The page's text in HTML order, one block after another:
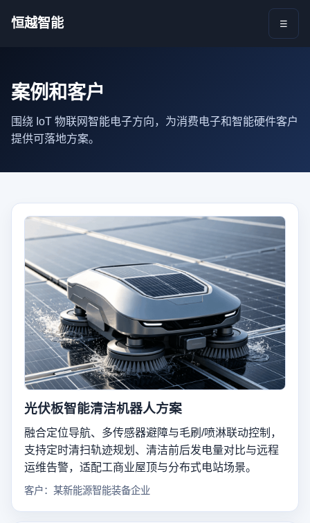
恒越智能 ☰
案例和客户
围绕 IoT 物联网智能电子方向，为消费电子和智能硬件客户
提供可落地方案。
光伏板智能清洁机器人方案
融合定位导航、多传感器避障与毛刷/喷淋联动控制，
支持定时清扫轨迹规划、清洁前后发电量对比与远程
运维告警，适配工商业屋顶与分布式电站场景。
客户：某新能源智能装备企业